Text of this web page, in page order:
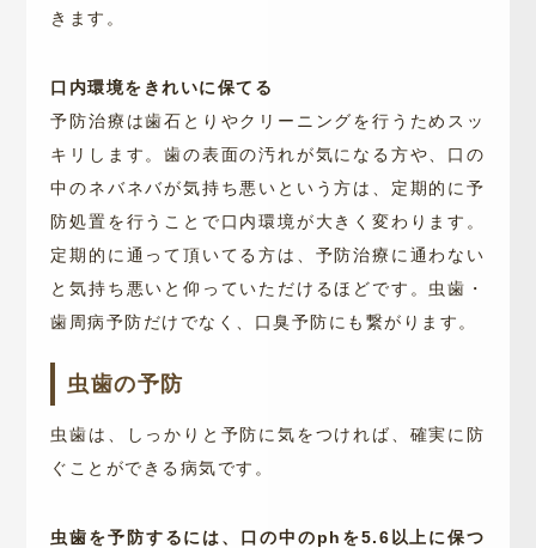
きます。
口内環境をきれいに保てる
予防治療は歯石とりやクリーニングを行うためスッ
キリします。歯の表面の汚れが気になる方や、口の
中のネバネバが気持ち悪いという方は、定期的に予
防処置を行うことで口内環境が大きく変わります。
定期的に通って頂いてる方は、予防治療に通わない
と気持ち悪いと仰っていただけるほどです。虫歯・
歯周病予防だけでなく、口臭予防にも繋がります。
虫歯の予防
虫歯は、しっかりと予防に気をつければ、確実に防
ぐことができる病気です。
虫歯を予防するには、口の中のphを5.6以上に保つ